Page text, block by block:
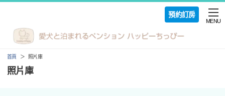
預約訂房
MENU
首頁 照片庫
照片庫